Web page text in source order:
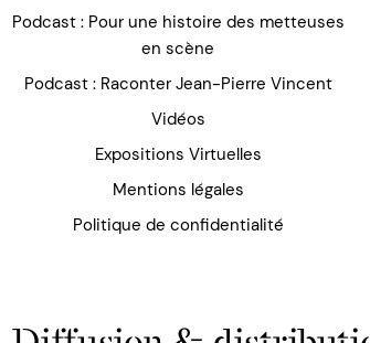
Podcast : Pour une histoire des metteuses
en scène
Podcast : Raconter Jean-Pierre Vincent
Vidéos
Expositions Virtuelles
Mentions légales
Politique de confidentialité